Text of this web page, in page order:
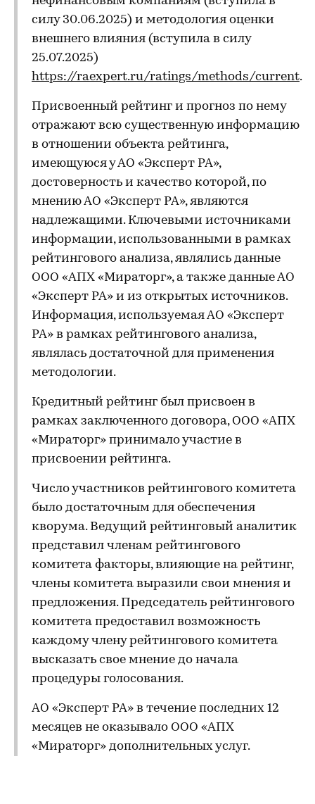
силу 30.06.2025) и методология оценки
внешнего влияния (вступила в силу
25.07.2025)
https://raexpert.ru/ratings/methods/current.
Присвоенный рейтинг и прогноз по нему
отражают всю существенную информацию
в отношении объекта рейтинга,
имеющуюся у АО «Эксперт РА»,
достоверность и качество которой, по
мнению АО «Эксперт РА», являются
надлежащими. Ключевыми источниками
информации, использованными в рамках
рейтингового анализа, являлись данные
ООО «АПХ «Мираторг», а также данные АО
«Эксперт РА» и из открытых источников.
Информация, используемая АО «Эксперт
РА» в рамках рейтингового анализа,
являлась достаточной для применения
методологии.
Кредитный рейтинг был присвоен в
рамках заключенного договора, ООО «АПХ
«Мираторг» принимало участие в
присвоении рейтинга.
Число участников рейтингового комитета
было достаточным для обеспечения
кворума. Ведущий рейтинговый аналитик
представил членам рейтингового
комитета факторы, влияющие на рейтинг,
члены комитета выразили свои мнения и
предложения. Председатель рейтингового
комитета предоставил возможность
каждому члену рейтингового комитета
высказать свое мнение до начала
процедуры голосования.
АО «Эксперт РА» в течение последних 12
месяцев не оказывало ООО «АПХ
«Мираторг» дополнительных услуг.